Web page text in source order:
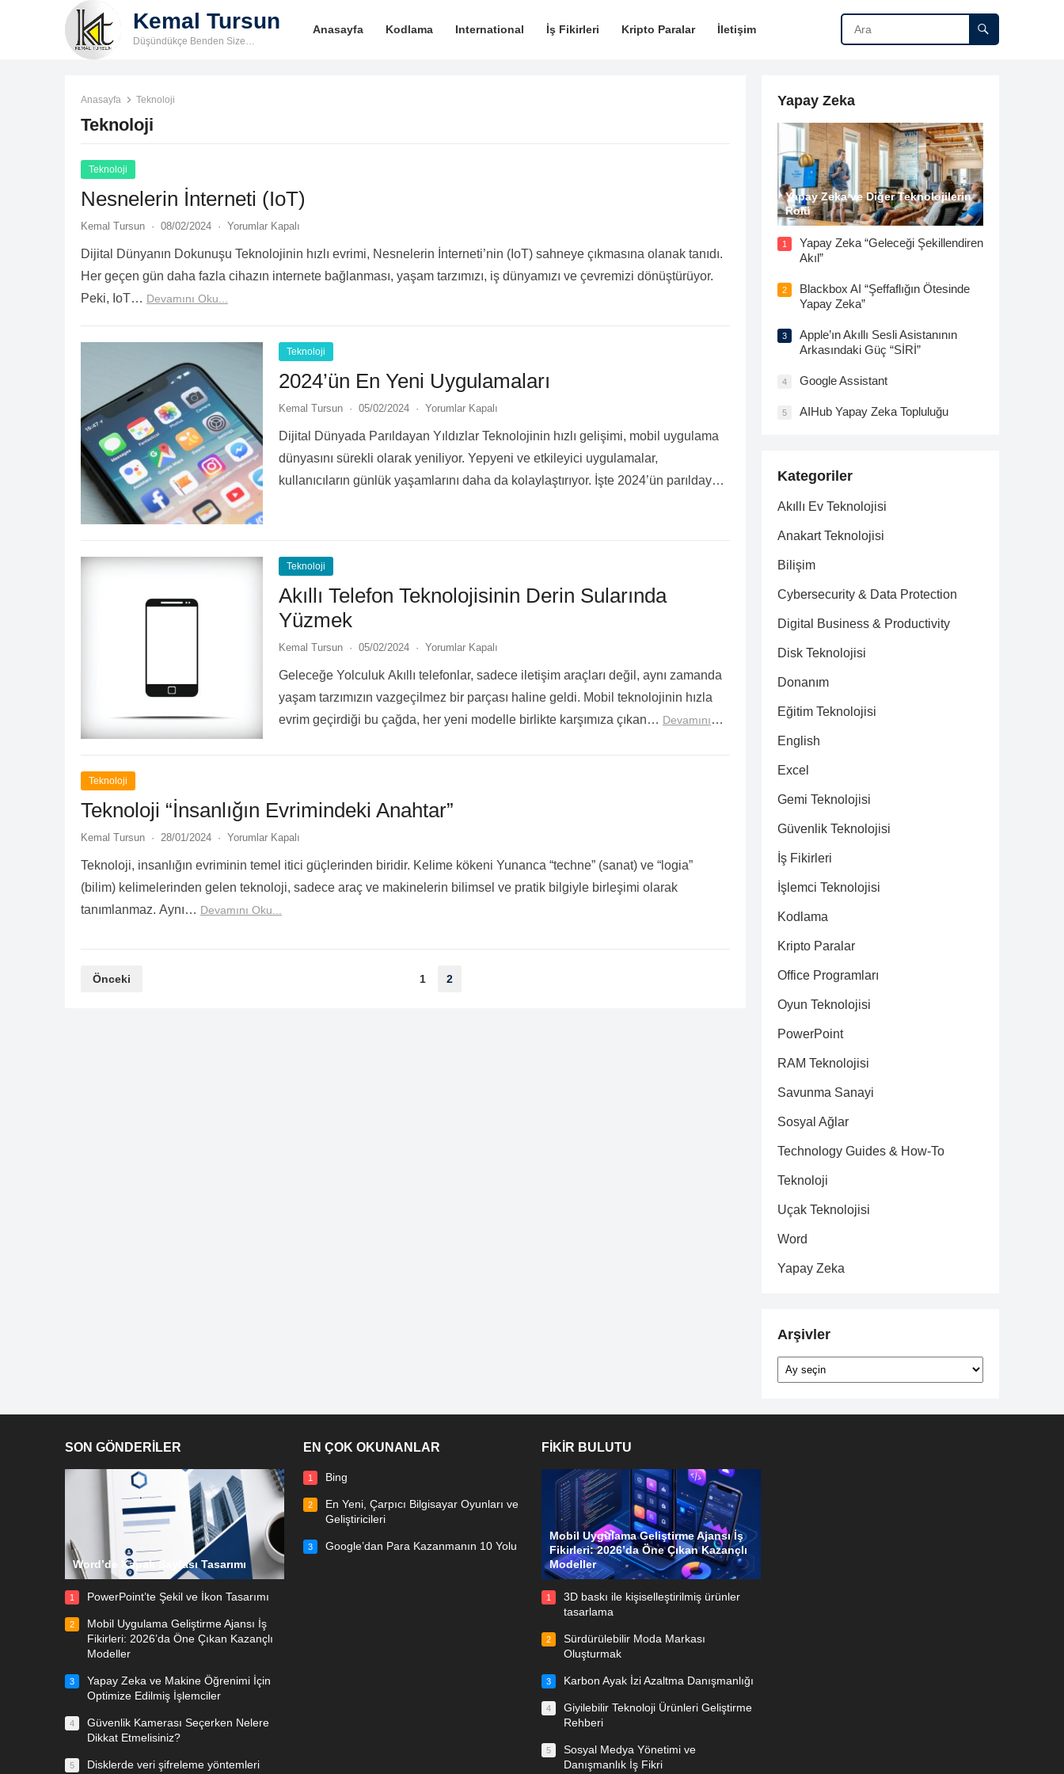
Kemal Tursun
Düşündükçe Benden Size…
Anasayfa Kodlama International İş Fikirleri Kripto Paralar İletişim
Anasayfa Teknoloji
Teknoloji
Teknoloji
Nesnelerin İnterneti (IoT)
Kemal Tursun · 08/02/2024 · Yorumlar Kapalı
Dijital Dünyanın Dokunuşu Teknolojinin hızlı evrimi, Nesnelerin İnterneti’nin (IoT) sahneye çıkmasına olanak tanıdı.
Her geçen gün daha fazla cihazın internete bağlanması, yaşam tarzımızı, iş dünyamızı ve çevremizi dönüştürüyor.
Peki, IoT… Devamını Oku...
Teknoloji
2024’ün En Yeni Uygulamaları
Kemal Tursun · 05/02/2024 · Yorumlar Kapalı
Dijital Dünyada Parıldayan Yıldızlar Teknolojinin hızlı gelişimi, mobil uygulama
dünyasını sürekli olarak yeniliyor. Yepyeni ve etkileyici uygulamalar,
kullanıcıların günlük yaşamlarını daha da kolaylaştırıyor. İşte 2024’ün parıldayan
Teknoloji
Akıllı Telefon Teknolojisinin Derin Sularında
Yüzmek
Kemal Tursun · 05/02/2024 · Yorumlar Kapalı
Geleceğe Yolculuk Akıllı telefonlar, sadece iletişim araçları değil, aynı zamanda
yaşam tarzımızın vazgeçilmez bir parçası haline geldi. Mobil teknolojinin hızla
evrim geçirdiği bu çağda, her yeni modelle birlikte karşımıza çıkan… Devamını
Teknoloji
Teknoloji “İnsanlığın Evrimindeki Anahtar”
Kemal Tursun · 28/01/2024 · Yorumlar Kapalı
Teknoloji, insanlığın evriminin temel itici güçlerinden biridir. Kelime kökeni Yunanca “techne” (sanat) ve “logia”
(bilim) kelimelerinden gelen teknoloji, sadece araç ve makinelerin bilimsel ve pratik bilgiyle birleşimi olarak
tanımlanmaz. Aynı… Devamını Oku...
YazıÖnceki 1 2
Yapay Zeka
Yapay Zeka ve Diğer Teknolojilerin
Rolü
1
Yapay Zeka “Geleceği Şekillendiren
Akıl”
2
Blackbox AI “Şeffaflığın Ötesinde
Yapay Zeka”
3
Apple’ın Akıllı Sesli Asistanının
Arkasındaki Güç “SİRİ”
4 Google Assistant
5 AIHub Yapay Zeka Topluluğu
Kategoriler
Akıllı Ev Teknolojisi
Anakart Teknolojisi
Bilişim
Cybersecurity & Data Protection
Digital Business & Productivity
Disk Teknolojisi
Donanım
Eğitim Teknolojisi
English
Excel
Gemi Teknolojisi
Güvenlik Teknolojisi
İş Fikirleri
İşlemci Teknolojisi
Kodlama
Kripto Paralar
Office Programları
Oyun Teknolojisi
PowerPoint
RAM Teknolojisi
Savunma Sanayi
Sosyal Ağlar
Technology Guides & How-To
Teknoloji
Uçak Teknolojisi
Word
Yapay Zeka
Arşivler
Arşivler
SON GÖNDERİLER
Word’de Kapak Sayfası Tasarımı
1 PowerPoint’te Şekil ve İkon Tasarımı
2
Mobil Uygulama Geliştirme Ajansı İş
Fikirleri: 2026’da Öne Çıkan Kazançlı
Modeller
3
Yapay Zeka ve Makine Öğrenimi İçin
Optimize Edilmiş İşlemciler
4
Güvenlik Kamerası Seçerken Nelere
Dikkat Etmelisiniz?
5 Disklerde veri şifreleme yöntemleri
EN ÇOK OKUNANLAR
1 Bing
2
En Yeni, Çarpıcı Bilgisayar Oyunları ve
Geliştiricileri
3 Google’dan Para Kazanmanın 10 Yolu
FIKIR BULUTU
Mobil Uygulama Geliştirme Ajansı İş
Fikirleri: 2026’da Öne Çıkan Kazançlı
Modeller
1
3D baskı ile kişiselleştirilmiş ürünler
tasarlama
2
Sürdürülebilir Moda Markası
Oluşturmak
3 Karbon Ayak İzi Azaltma Danışmanlığı
4
Giyilebilir Teknoloji Ürünleri Geliştirme
Rehberi
5
Sosyal Medya Yönetimi ve
Danışmanlık İş Fikri